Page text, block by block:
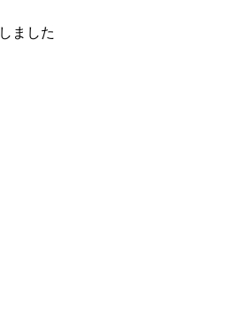
ました